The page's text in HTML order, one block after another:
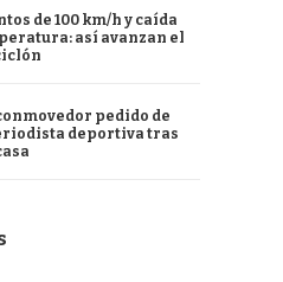
de 100 km/h y caída
así avanzan el
pedido de
deportiva tras